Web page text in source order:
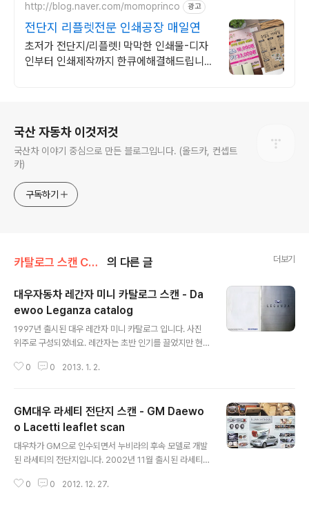
http://blog.naver.com/momoprinco 광고
전단지 리플렛전문 인쇄공장 매일연
초저가 전단지/리플렛! 막막한 인쇄물-디자
인부터 인쇄제작까지 한큐에해결해드립니
국산 자동차 이것저것
국산차 이야기 중심으로 만든 블로그입니다. (올드카, 컨셉트
카)
구독하기
카탈로그 스캔 Catalog scan/대우 Daewoo 의 다른 글 더보기
대우자동차 레간자 미니 카탈로그 스캔 - Da
ewoo Leganza catalog
1997년 출시된 대우 레간자 미니 카탈로그 입니다. 사진
위주로 구성되었네요. 레간자는 초반 인기를 끌었지만 현
전이 벌어지며 경쟁이 치열해지고 회사사정도 어려운 상황
입했고 레간자는 1800cc 엔진만 얹고 판매가되는 저가
중형차 신세가 되었지요.
0 0 2013. 1. 2.
GM대우 라세티 전단지 스캔 - GM Daewo
o Lacetti leaflet scan
대우차가 GM으로 인수되면서 누비라의 후속 모델로 개발
된 라세티의 전단지입니다. 2002년 11월 출시된 라세티
매는 GM 그룹의 광범위한 유통망을 통해 세계 각국에 공
0 0 2012. 12. 27.